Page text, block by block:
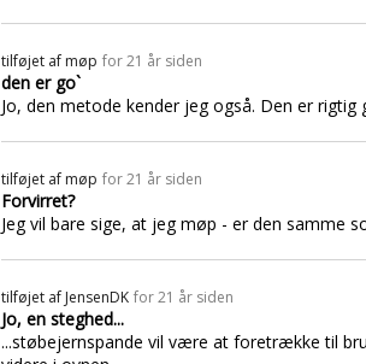
tilføjet af møp for 21 år siden
den er go`
Jo, den metode kender jeg også. Den er
tilføjet af møp for 21 år siden
Forvirret?
Jeg vil bare sige, at jeg møp - er den samme
tilføjet af JensenDK for 21 år siden
Jo, en steghed...
...støbejernspande vil være at foretrække til